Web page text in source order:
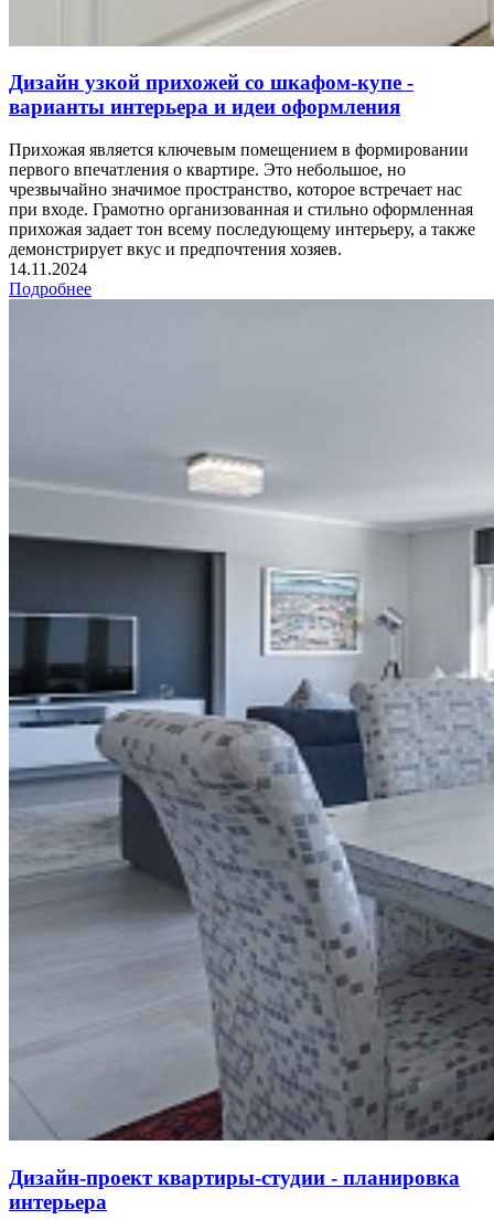
Дизайн узкой прихожей со шкафом-купе -
варианты интерьера и идеи оформления
Прихожая является ключевым помещением в формировании
первого впечатления о квартире. Это небольшое, но
чрезвычайно значимое пространство, которое встречает нас
при входе. Грамотно организованная и стильно оформленная
прихожая задает тон всему последующему интерьеру, а также
демонстрирует вкус и предпочтения хозяев.
14.11.2024
Подробнее
Дизайн-проект квартиры-студии - планировка
интерьера